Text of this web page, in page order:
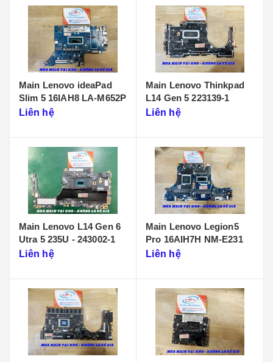
Main Lenovo ideaPad
Slim 5 16IAH8 LA-M652P
Liên hệ
Main Lenovo Thinkpad
L14 Gen 5 223139-1
Liên hệ
Main Lenovo L14 Gen 6
Utra 5 235U - 243002-1
Liên hệ
Main Lenovo Legion5
Pro 16AIH7H NM-E231
Liên hệ